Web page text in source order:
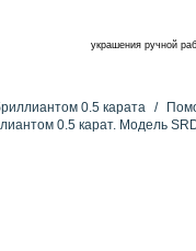
украшения ручной
0.5 карата
0.5 карат. Модель